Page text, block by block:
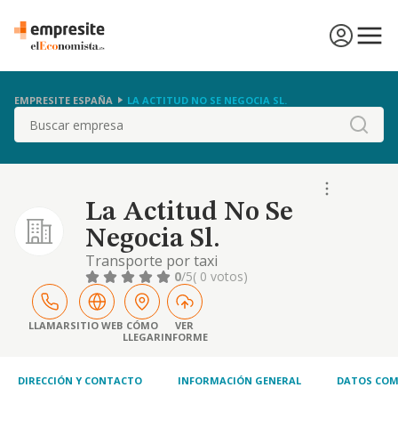
EMPRESITE ESPAÑA LA ACTITUD NO SE NEGOCIA SL.
Buscar
La Actitud No Se
Negocia Sl.
Transporte por taxi
0/5( 0 votos)
LLAMARSITIO WEB CÓMO
LLEGAR
VER
INFORME
DIRECCIÓN Y CONTACTO INFORMACIÓN GENERAL DATOS